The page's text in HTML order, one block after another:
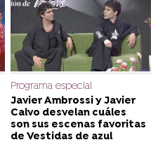
Programa especial
Javier Ambrossi y Javier
Calvo desvelan cuáles
son sus escenas favoritas
de Vestidas de azul